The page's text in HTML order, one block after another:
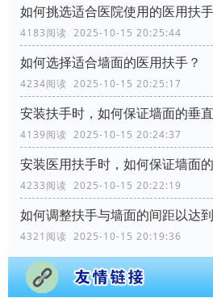
如何挑选适合医院使用的医用扶
4183阅读 2025-10-15 20:25:44
如何选择适合墙面的医用扶手？
4234阅读 2025-10-15 20:25:17
安装扶手时，如何保证墙面的垂
4139阅读 2025-10-15 20:24:37
安装医用扶手时，如何保证墙面
4233阅读 2025-10-15 20:22:19
如何调整扶手与墙面的间距以达
4321阅读 2025-10-15 20:19:36